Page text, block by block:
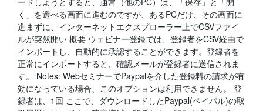
く」を選べる画面に進むのですが、あるPCだけ、その画面に
進まずに、インターネットエクスプローラー上でCSVファイ
ルが突然開い 概要 ウェビナー登録では、登録者をCSV経由で
インポートし、自動的に承認することができます。登録者を
正常にインポートすると、確認メールが登録者に送信されま
す。 Notes: WebセミナーでPaypalを介した登録料の請求が有
効になっている場合、このオプションは利用できません。 登
録者は、1回 ここで、ダウンロードしたPaypal(ペイパル)の取